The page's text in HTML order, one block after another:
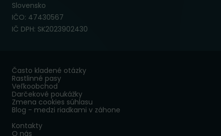
Slovensko
IČO: 47430567
IČ DPH: SK2023902430
Často kladené otázky
Rastlinné pasy
Veľkoobchod
Darčekové poukážky
Zmena cookies súhlasu
Blog - medzi riadkami v záhone
Kontakty
O nás